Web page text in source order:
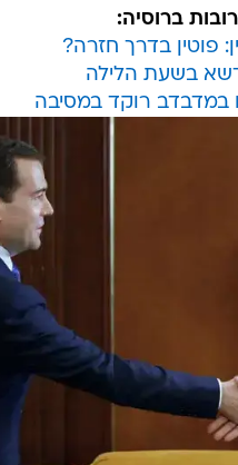
בשעת הלילה
במדבדב רוקד במסיבה
של "ממלא המקום"? השניים